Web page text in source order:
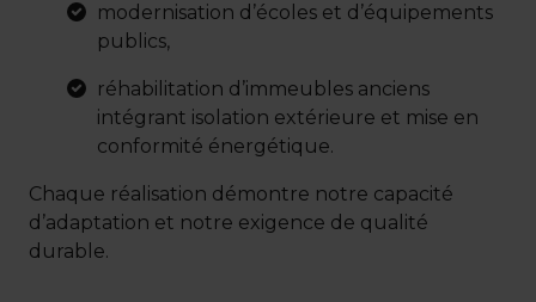
modernisation d’écoles et d’équipements
publics,
réhabilitation d’immeubles anciens
intégrant isolation extérieure et mise en
conformité énergétique.
Chaque réalisation démontre notre capacité
d’adaptation et notre exigence de qualité
durable.